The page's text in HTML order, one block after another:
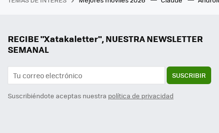
RECIBE "Xatakaletter", NUESTRA NEWSLETTER
SEMANAL
SUSCRIBIR
Suscribiéndote aceptas nuestra política de privacidad